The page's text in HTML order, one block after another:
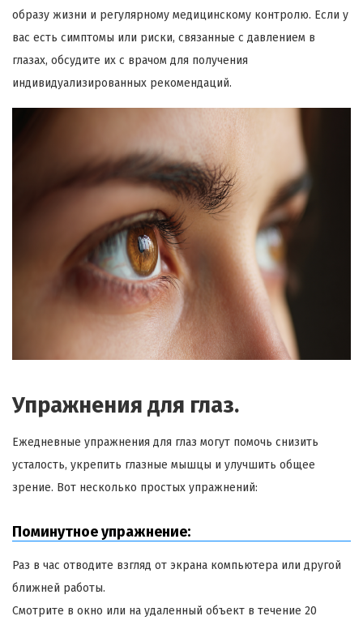
образу жизни и регулярному медицинскому контролю. Если у
вас есть симптомы или риски, связанные с давлением в
глазах, обсудите их с врачом для получения
индивидуализированных рекомендаций.
Упражнения для глаз.
Ежедневные упражнения для глаз могут помочь снизить
усталость, укрепить глазные мышцы и улучшить общее
зрение. Вот несколько простых упражнений:
Поминутное упражнение:
Раз в час отводите взгляд от экрана компьютера или другой
ближней работы.
Смотрите в окно или на удаленный объект в течение 20